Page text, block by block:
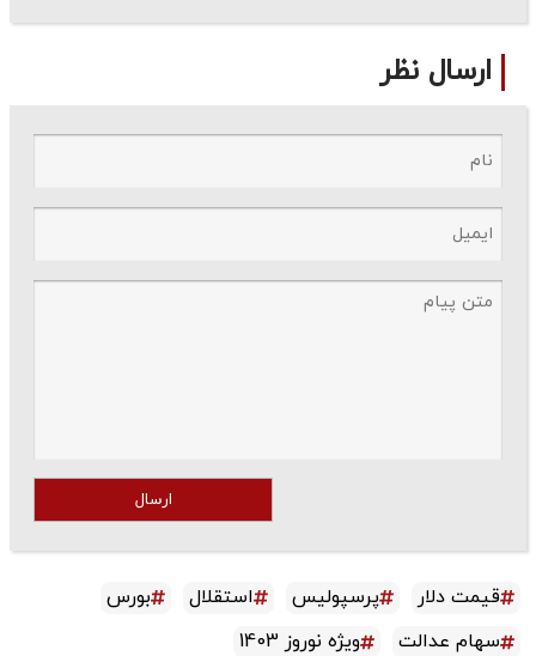
ارسال نظر
ارسال
قیمت دلار پرسپولیس استقلال
بورس
سهام عدالت
ویژه نوروز 1403